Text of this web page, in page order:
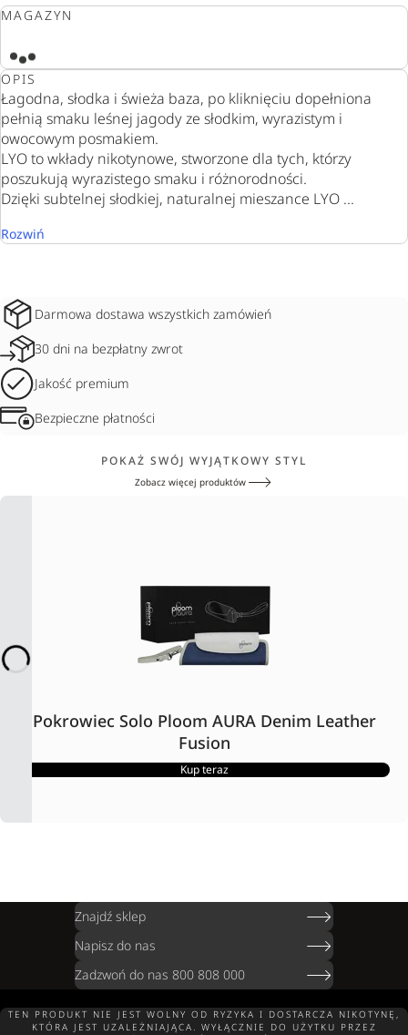
MAGAZYN
OPIS
Łagodna, słodka i świeża baza, po kliknięciu dopełniona
pełnią smaku leśnej jagody ze słodkim, wyrazistym i
owocowym posmakiem.
LYO to wkłady nikotynowe, stworzone dla tych, którzy
poszukują wyrazistego smaku i różnorodności.
Dzięki subtelnej słodkiej, naturalnej mieszance LYO ...
Rozwiń
Darmowa dostawa wszystkich zamówień
30 dni na bezpłatny zwrot
Jakość premium
Bezpieczne płatności
POKAŻ SWÓJ WYJĄTKOWY STYL
Zobacz więcej produktów
Pokrowiec Solo Ploom AURA Denim Leather
Fusion
Kup teraz
Znajdź sklep
Napisz do nas
Zadzwoń do nas 800 808 000
TEN PRODUKT NIE JEST WOLNY OD RYZYKA I DOSTARCZA NIKOTYNĘ,
KTÓRA JEST UZALEŻNIAJĄCA. WYŁĄCZNIE DO UŻYTKU PRZEZ